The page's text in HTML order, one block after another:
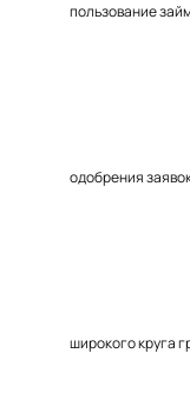
пользование
одобрения
широкого круга